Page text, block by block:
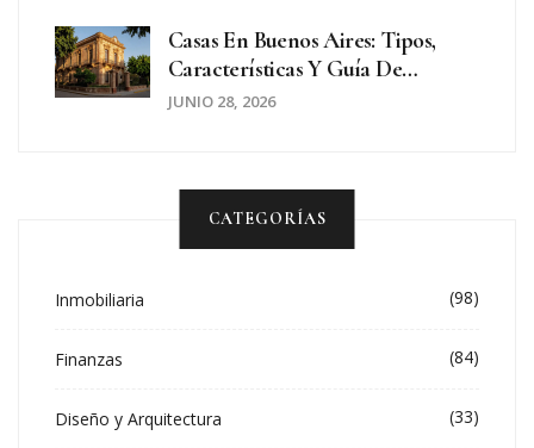
Casas En Buenos Aires: Tipos,
Características Y Guía De
Compra
JUNIO 28, 2026
CATEGORÍAS
Inmobiliaria (98)
Finanzas (84)
Diseño y Arquitectura (33)